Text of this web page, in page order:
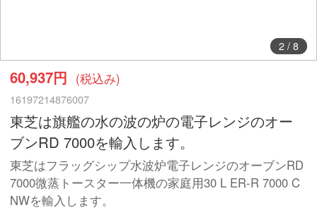
2/ 8
60,937円 (税込み)
16197214876007
東芝は旗艦の水の波の炉の電子レンジのオー
ブンRD 7000を輸入します。
東芝はフラッグシップ水波炉電子レンジのオーブンRD
7000微蒸トースター一体機の家庭用30 L ER-R 7000 C
NWを輸入します。